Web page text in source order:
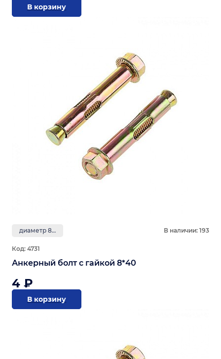
В корзину
диаметр 8 мм В наличии: 193
Код: 4731
Анкерный болт с гайкой 8*40
4 ₽
В корзину